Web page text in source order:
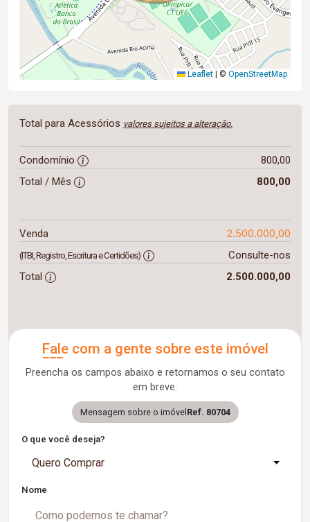
Leaflet © OpenStreetMap
Total para Acessórios valores sujeitos a alteração.
Condomínio
800,00
Total / Mês
800,00
Venda 2.500.000,00
(ITBI, Registro, Escritura e Certidões)
Consulte-nos
Total
2.500.000,00
Fale com a gente sobre este imóvel
Preencha os campos abaixo e retornamos o seu contato
em breve.
Mensagem sobre o imóvel Ref. 80704
O que você deseja?
Quero Comprar
Nome